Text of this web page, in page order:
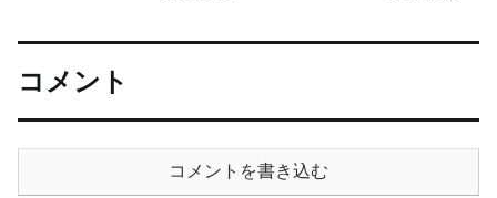
コメント
コメントを書き込む